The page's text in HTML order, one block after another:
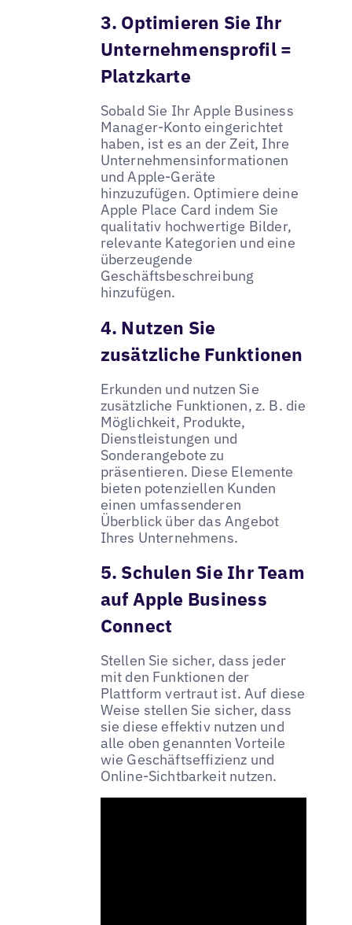
3. Optimieren Sie Ihr
Unternehmensprofil =
Platzkarte
Sobald Sie Ihr Apple Business
Manager-Konto eingerichtet
haben, ist es an der Zeit, Ihre
Unternehmensinformationen
und Apple-Geräte
hinzuzufügen. Optimiere deine
Apple Place Card indem Sie
qualitativ hochwertige Bilder,
relevante Kategorien und eine
überzeugende
Geschäftsbeschreibung
hinzufügen.
4. Nutzen Sie
zusätzliche Funktionen
Erkunden und nutzen Sie
zusätzliche Funktionen, z. B. die
Möglichkeit, Produkte,
Dienstleistungen und
Sonderangebote zu
präsentieren. Diese Elemente
bieten potenziellen Kunden
einen umfassenderen
Überblick über das Angebot
Ihres Unternehmens.
5. Schulen Sie Ihr Team
auf Apple Business
Connect
Stellen Sie sicher, dass jeder
mit den Funktionen der
Plattform vertraut ist. Auf diese
Weise stellen Sie sicher, dass
sie diese effektiv nutzen und
alle oben genannten Vorteile
wie Geschäftseffizienz und
Online-Sichtbarkeit nutzen.